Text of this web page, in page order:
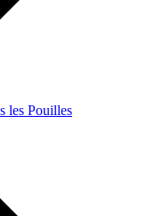
les Pouilles